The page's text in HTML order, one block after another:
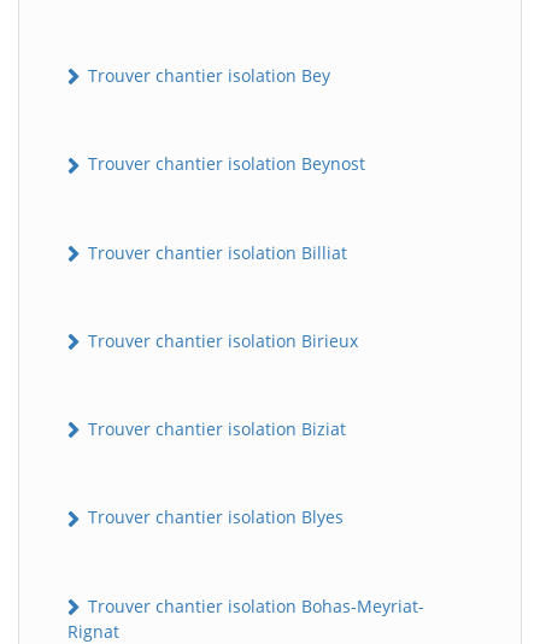
Trouver chantier isolation Bey
Trouver chantier isolation Beynost
Trouver chantier isolation Billiat
Trouver chantier isolation Birieux
Trouver chantier isolation Biziat
Trouver chantier isolation Blyes
Trouver chantier isolation Bohas-Meyriat-
Rignat